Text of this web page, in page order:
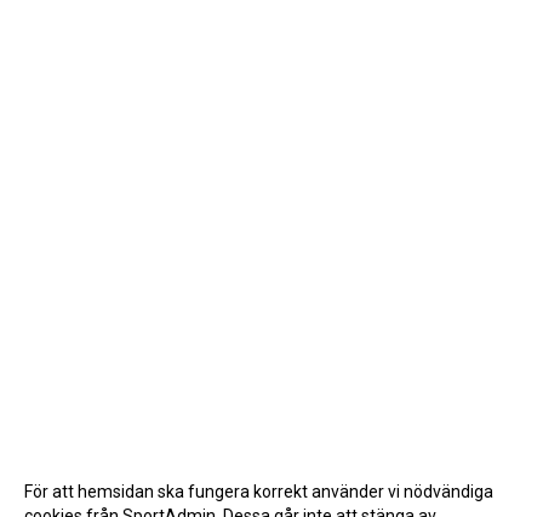
För att hemsidan ska fungera korrekt använder vi nödvändiga